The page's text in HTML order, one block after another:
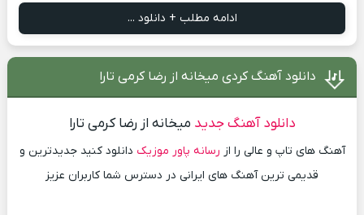
ادامه مطلب + دانلود ...
دانلود آهنگ کردی میخانه از رضا کرمی تارا
دانلود آهنگ جدید میخانه از رضا کرمی تارا
آهنگ های تاپ و عالی را از رسانه پاور موزیک دانلود کنید جدیدترین و
قدیمی ترین آهنگ های ایرانی در دسترس شما کاربران عزیز